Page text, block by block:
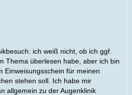
ich weiß nicht, ob ich ggf.
Thema überlesen habe, aber ich bin
Einweisungsschein für meinen
stehen soll. Ich habe mir
allgemein zu der Augenklinik